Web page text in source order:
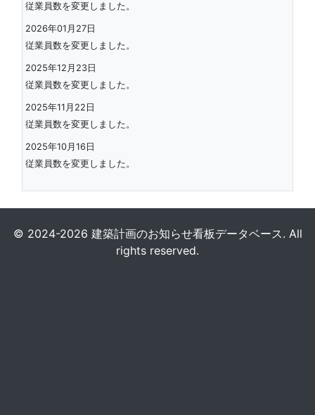
従業員数を変更しました。
2026年01月27日
従業員数を変更しました。
2025年12月23日
従業員数を変更しました。
2025年11月22日
従業員数を変更しました。
2025年10月16日
従業員数を変更しました。
© 2024-2026 建築計画のお知らせ看板データベース. All
rights reserved.